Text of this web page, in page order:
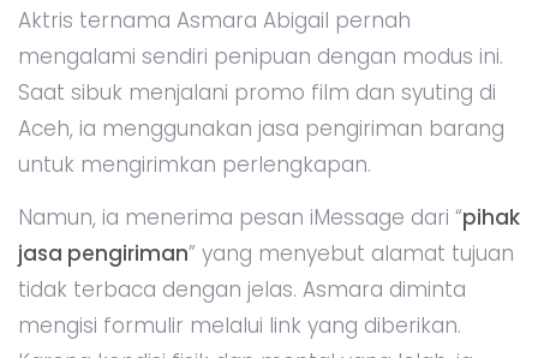
Aktris ternama Asmara Abigail pernah
mengalami sendiri penipuan dengan modus ini.
Saat sibuk menjalani promo film dan syuting di
Aceh, ia menggunakan jasa pengiriman barang
untuk mengirimkan perlengkapan.
Namun, ia menerima pesan iMessage dari “pihak
jasa pengiriman” yang menyebut alamat tujuan
tidak terbaca dengan jelas. Asmara diminta
mengisi formulir melalui link yang diberikan.